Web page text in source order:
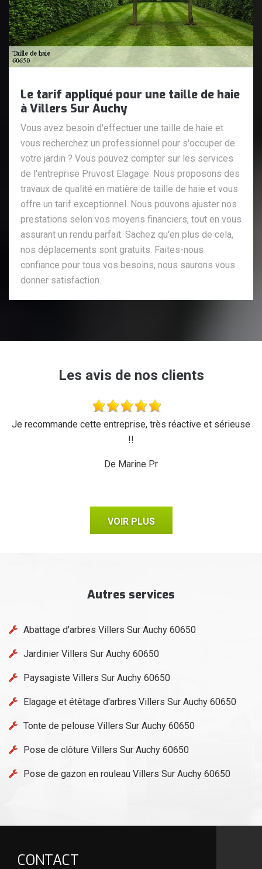
Le tarif appliqué pour une taille de haie
à Villers Sur Auchy
Vous avez besoin d'effectuer une taille de haie et
vous recherchez un professionnel pour s'occuper de
votre jardin ? Vous pouvez compter sur les services
de l'entreprise Pruvost Elagage. Nous proposons des
travaux de qualité en matière de taille de haie et vous
offre un tarif exceptionnel. Nous pouvons ajuster nos
prestations selon vos moyens financiers, tout en vous
assurant un rendu parfait. Sachez qu'en plus de cela,
nos déplacements sont gratuits. Faites-nous
confiance pour tous vos besoins, nous saurons vous
donner satisfaction.
Les avis de nos clients
Je recommande cette entreprise, très réactive et sérieuse
!!
De Marine Pr
VOIR PLUS
Autres services
Abattage d'arbres Villers Sur Auchy 60650
Jardinier Villers Sur Auchy 60650
Paysagiste Villers Sur Auchy 60650
Elagage et étêtage d'arbres Villers Sur Auchy 60650
Tonte de pelouse Villers Sur Auchy 60650
Pose de clôture Villers Sur Auchy 60650
Pose de gazon en rouleau Villers Sur Auchy 60650
CONTACT